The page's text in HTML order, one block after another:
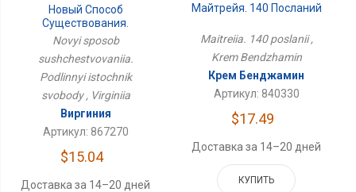
Новый Способ
Существования.
Подлинный Источник
Свободы
Novyi sposob
sushchestvovaniia.
Podlinnyi istochnik
svobody , Virginiia
Виргиния
Артикул: 867270
$15.04
Доставка за 14–20 дней
Майтрейя. 140 Посланий
Maitreiia. 140 poslanii ,
Krem Bendzhamin
Крем Бенджамин
Артикул: 840330
$17.49
Доставка за 14–20 дней
КУПИТЬ